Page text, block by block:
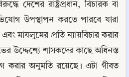
দেশের রাষ্ট্রপ্রধান, বিচারক বা
উপস্থাপন করতে পারবে যারা
মাযলুমের প্রতি ন্যায়বিচার করার
উদ্দেশ্যে শাসকদের কাছে অধিনস্ত
করার অনুমতি রয়েছে। এটা গীবত